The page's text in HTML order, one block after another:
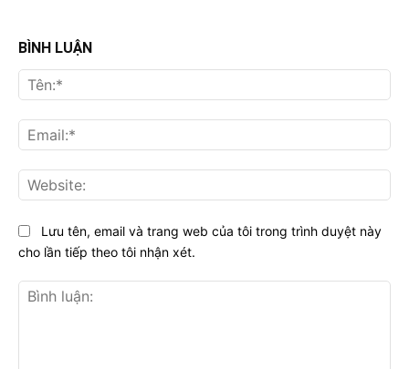
BÌNH LUẬN
Lưu tên, email và trang web của tôi trong trình duyệt này
cho lần tiếp theo tôi nhận xét.